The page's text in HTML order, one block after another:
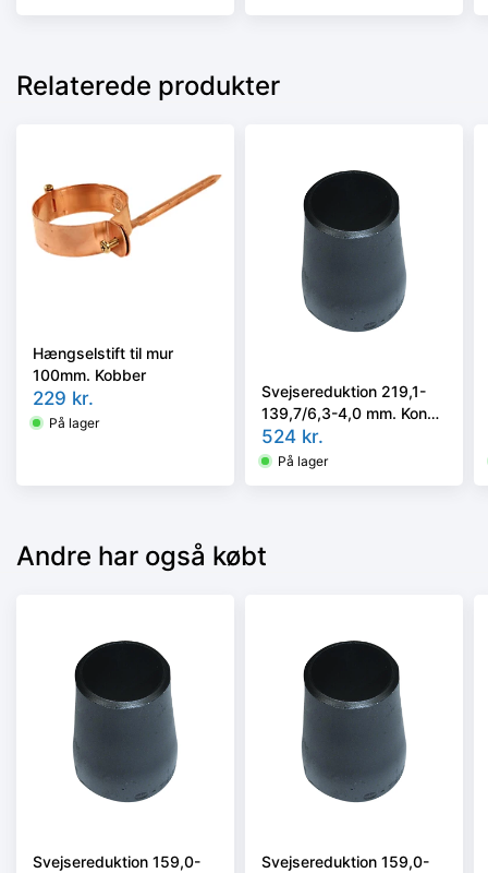
Relaterede produkter
Hængselstift til mur
100mm. Kobber
229 kr.
På lager
Svejsereduktion 219,1-
139,7/6,3-4,0 mm. Konc.
Slyngr. Faset, Kval.
P235GH, EN 10253-
524 kr.
På lager
Andre har også købt
Svejsereduktion 159,0-
Svejsereduktion 159,0-